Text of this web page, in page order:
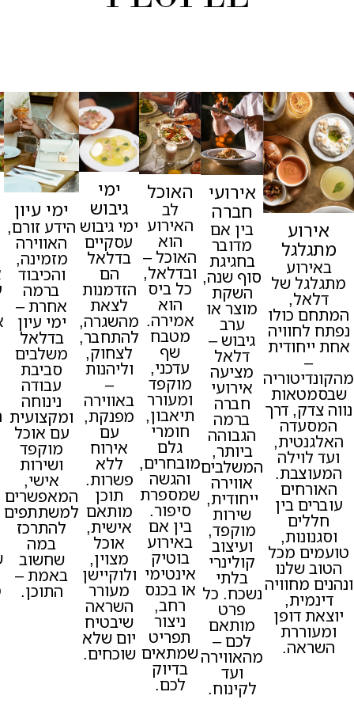
של
דרך
אירועי
חברה
בין אם
מדובר
בחגיגת
סוף שנה,
השקת
מוצר או
ערב
גיבוש –
דלאל
מציעה
אירועי
חברה
ברמה
הגבוהה
ביותר,
המשלבים
אווירה
ייחודית,
שירות
מוקפד,
ועיצוב
קולינרי
בלתי
נשכח. כל
פרט
מותאם
לכם –
מהאווירה
האוכל
לב
האירוע
הוא
האוכל –
ובדלאל,
כל ביס
הוא
אמירה.
מטבח
שף
עדכני,
מוקפד
ומעורר
תיאבון,
חומרי
גלם
מובחרים,
והגשה
שמספרת
סיפור.
בין אם
באירוע
בוטיק
אינטימי
או בכנס
רחב,
ניצור
תפריט
שמתאים
בדיוק
לכם.
ימי
גיבוש
ימי גיבוש
עסקיים
בדלאל
הם
הזדמנות
לצאת
מהשגרה,
להתחבר,
לצחוק,
וליהנות
–
באווירה
מפנקת,
עם
אירוח
ללא
פשרות.
תוכן
מותאם
אישית,
אוכל
מצוין,
ולוקיישן
מעורר
השראה
שיבטיח
יום שלא
שוכחים.
ימי עיון
הידע זורם,
האווירה
מזמינה,
והכיבוד
ברמה
אחרת –
ימי עיון
בדלאל
משלבים
סביבת
עבודה
נינוחה
ומקצועית
עם אוכל
מוקפד
ושירות
אישי,
המאפשרים
למשתתפים
להתרכז
במה
שחשוב
באמת –
התוכן.
אצלכם
בעסק
דלאל
מגיעה
עד
אליכם –
עם מגשי
אירוח
אלגנטיים
ומעוררי
תיאבון,
שדרכם
נגיע גם
ללב של
האורחים
שלכם.
מושלם
לישיבות
הנהלה,
הרמות
כוסית,
או כל
רגע
שצריך בו
נוכחות
מרשימה
וטעימה